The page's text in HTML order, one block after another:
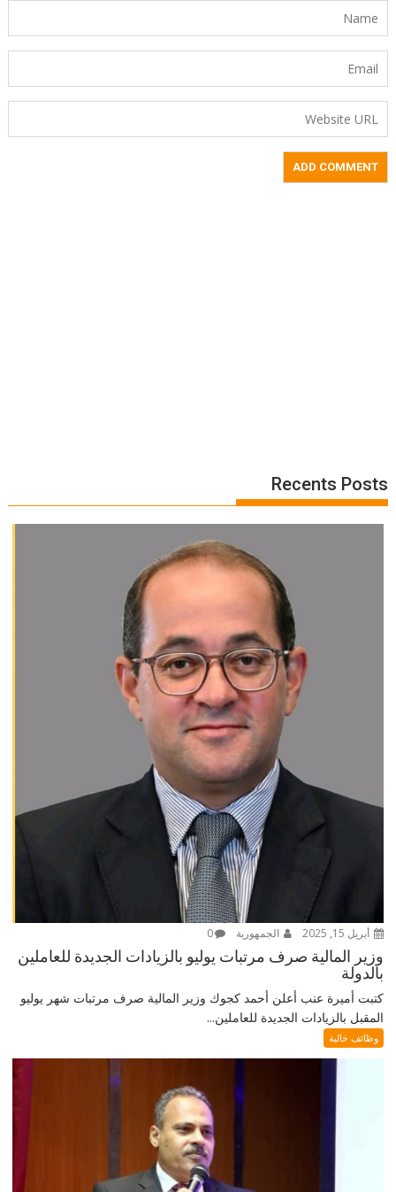
Recents Posts
أبريل 15, 2025 الجمهورية 0
وزير المالية صرف مرتبات يوليو بالزيادات الجديدة للعاملين
بالدولة
كتبت أميرة عنب أعلن أحمد كجوك وزير المالية صرف مرتبات شهر يوليو
المقبل بالزيادات الجديدة للعاملين...
وظائف خالية